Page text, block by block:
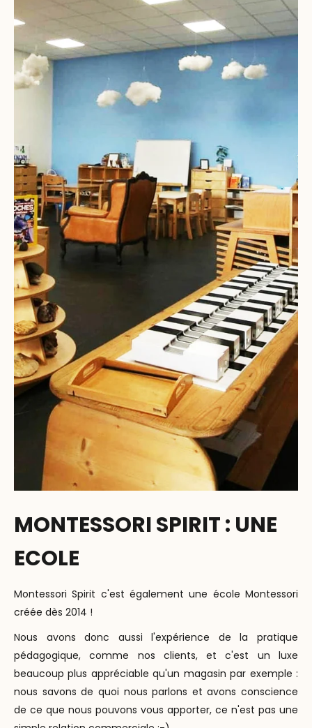
MONTESSORI SPIRIT : UNE
ECOLE
Montessori Spirit c'est également une école Montessori
créée dès 2014 !
Nous avons donc aussi l'expérience de la pratique
pédagogique, comme nos clients, et c'est un luxe
beaucoup plus appréciable qu'un magasin par exemple :
nous savons de quoi nous parlons et avons conscience
de ce que nous pouvons vous apporter, ce n'est pas une